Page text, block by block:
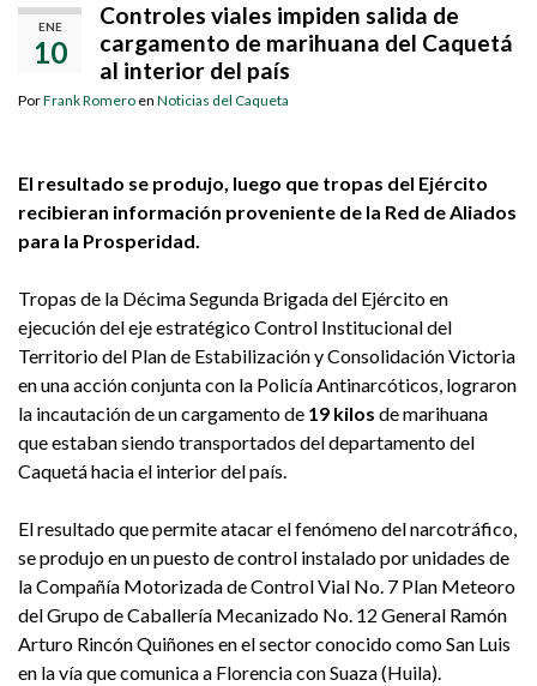
ENE
10
Controles viales impiden salida de
cargamento de marihuana del Caquetá
al interior del país
PorFrank Romero en Noticias del Caqueta
El resultado se produjo, luego que tropas del Ejército
recibieran información proveniente de la Red de Aliados
para la Prosperidad.
Tropas de la Décima Segunda Brigada del Ejército en
ejecución del eje estratégico Control Institucional del
Territorio del Plan de Estabilización y Consolidación Victoria
en una acción conjunta con la Policía Antinarcóticos, lograron
la incautación de un cargamento de 19 kilos de marihuana
que estaban siendo transportados del departamento del
Caquetá hacia el interior del país.
El resultado que permite atacar el fenómeno del narcotráfico,
se produjo en un puesto de control instalado por unidades de
la Compañía Motorizada de Control Vial No. 7 Plan Meteoro
del Grupo de Caballería Mecanizado No. 12 General Ramón
Arturo Rincón Quiñones en el sector conocido como San Luis
en la vía que comunica a Florencia con Suaza (Huila).